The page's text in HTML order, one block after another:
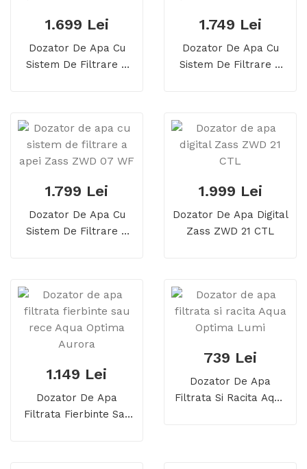
1.699 Lei
Dozator De Apa Cu
Sistem De Filtrare A
1.749 Lei
Dozator De Apa Cu
Sistem De Filtrare A
1.799 Lei
Dozator De Apa Cu
Sistem De Filtrare A
1.999 Lei
Dozator De Apa Digital
Zass ZWD 21 CTL
1.149 Lei
Dozator De Apa
Filtrata Fierbinte Sau
739 Lei
Dozator De Apa
Filtrata Si Racita Aqua